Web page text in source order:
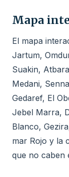
Mapa
El mapa
Jartum,
Suakin,
Medani,
Gedaref, El
Jebel Marra,
Blanco,
mar Rojo y la
que no caben